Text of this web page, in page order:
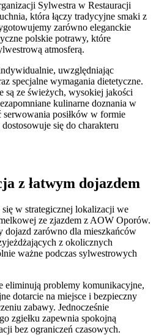
Sylwestra w Restauracji
która łączy tradycyjne smaki z
zarówno eleganckie
polskie potrawy, które
atmosferą.
uwzględniając
specjalne wymagania dietetyczne.
są ze świeżych, wysokiej jakości
kulinarne doznania w
serwowania posiłków w formie
się do charakteru
z łatwym dojazdem
w strategicznej lokalizacji we
ze zjazdem z AOW Oporów.
dojazd zarówno dla mieszkańców
z okolicznych
ważne podczas sylwestrowych
eliminują problemy komunikacyjne,
dotarcie na miejsce i bezpieczny
zabawy. Jednocześnie
zgiełku zapewnia spokojną
bez ograniczeń czasowych.